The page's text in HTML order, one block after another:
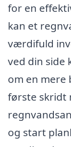
for en
kan et
værdifuld
ved din side
om en
første skridt
og start